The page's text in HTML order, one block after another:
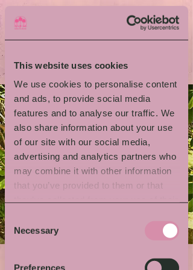
This website uses cookies
We use cookies to personalise content
and ads, to provide social media
features and to analyse our traffic. We
also share information about your use
of our site with our social media,
advertising and analytics partners who
may combine it with other information
that you’ve provided to them or that
Consent
Selection
Necessary
Preferences